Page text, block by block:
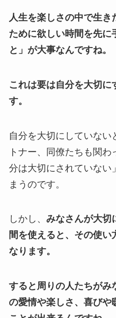
人生を楽しさの中で生き
ために欲しい時間を先に
と」が大事なんですね。
これは要は自分を大切に
す。
自分を大切にしていない
トナー、同僚たちも関
分は大切にされていない
まうのです。
しかし、 みなさんが大切
間を使えると、その使い
なります。
すると周りの人たちがみ
の愛情や楽しさ、喜びや